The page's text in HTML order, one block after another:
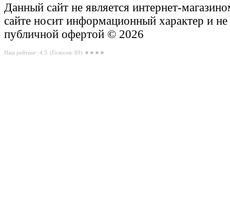
Данный сайт не является интернет-
сайте носит информационный характер и не
публичной офертой © 2026
Наш рейтинг: 4.5 (Голосов: 69) ★★★★